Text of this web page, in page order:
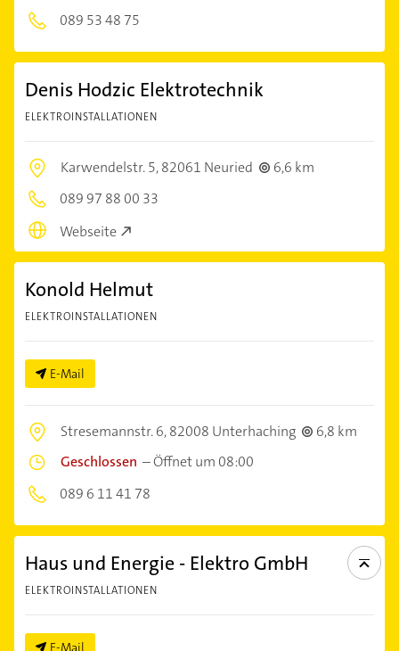
089 53 48 75
Denis Hodzic Elektrotechnik
ELEKTROINSTALLATIONEN
Karwendelstr. 5,82061 Neuried
6,6 km
089 97 88 00 33
Webseite
Konold Helmut
ELEKTROINSTALLATIONEN
E-Mail
Stresemannstr. 6,82008 Unterhaching
6,8 km
Geschlossen –Öffnet um 08:00
089 6 11 41 78
Haus und Energie - Elektro GmbH
ELEKTROINSTALLATIONEN
E-Mail